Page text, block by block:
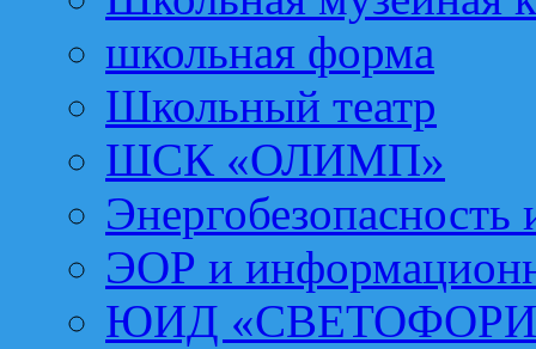
школьная форма
Школьный театр
ШСК «ОЛИМП»
Энергобезопасность
ЭОР и
ЮИД